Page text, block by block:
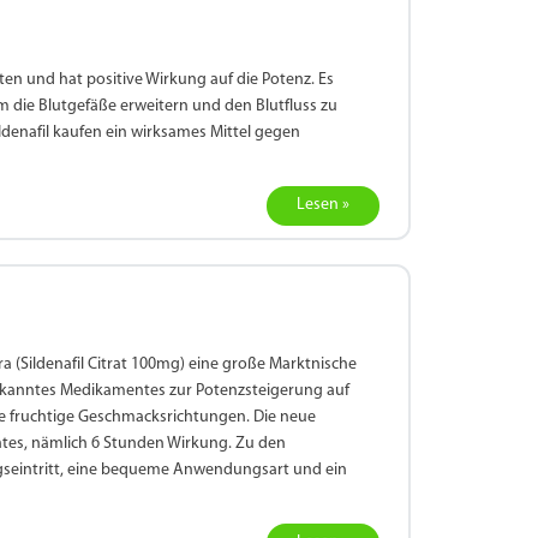
und hat positive Wirkung auf die Potenz. Es
die Blutgefäße erweitern und den Blutfluss zu
kaufen ein wirksames Mittel gegen
Lesen »
(Sildenafil Citrat 100mg) eine große Marktnische
Medikamentes zur Potenzsteigerung auf
Geschmacksrichtungen. Die neue
nämlich 6 Stunden Wirkung. Zu den
eine bequeme Anwendungsart und ein